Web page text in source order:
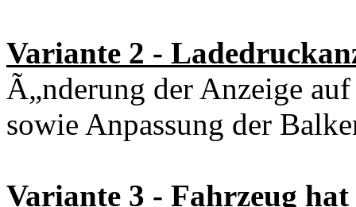
Variante 2 -
Ã„nderung der Anzeige
sowie Anpassung der
Variante 3 - Fahrzeug